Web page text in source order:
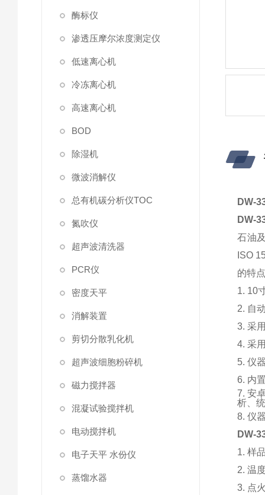
酶标仪
渗透压摩尔浓度测定仪
低速离心机
冷冻离心机
高速离心机
BOD
除湿机
微波消解仪
总有机碳分析仪TOC
氮吹仪
超声波清洗器
PCR仪
密度天平
消解装置
剪切分散乳化机
超声波细胞粉碎机
磁力搅拌器
混凝试验搅拌机
电动搅拌机
电子天平 水份仪
蒸馏水器
DW-
DW-
石油
ISO
的特
1. 10
2. 自
3. 采
4. 采
5. 仪
6. 内
7. 安
析、
8. 仪
DW-
1. 样
2. 温
3. 点